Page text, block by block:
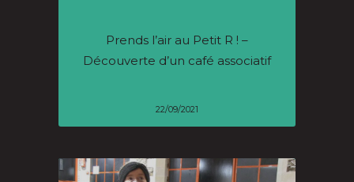
Prends l’air au Petit R ! –
Découverte d’un café associatif
22/09/2021